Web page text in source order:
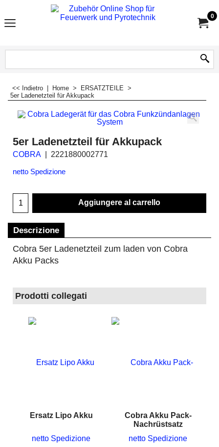
0
<< Indietro Home > ERSATZTEILE >
5er Ladenetzteil für Akkupack
5er Ladenetzteil für Akkupack
COBRA 2221880002771
netto Spedizione
Aggiungere al carrello
Descrizione
Cobra 5er Ladenetzteil zum laden von Cobra
Akku Packs
Prodotti collegati
Ersatz Lipo Akku
netto Spedizione
Cobra Akku Pack-
Nachrüstsatz
netto Spedizione